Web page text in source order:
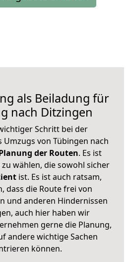
als Beiladung für
nach Ditzingen
Schritt bei der
von Tübingen nach
der Routen. Es ist
wählen, die sowohl sicher
ist. Es ist auch ratsam,
dass die Route frei von
und anderen Hindernissen
auch hier haben wir
gerne die Planung,
andere wichtige Sachen
können.